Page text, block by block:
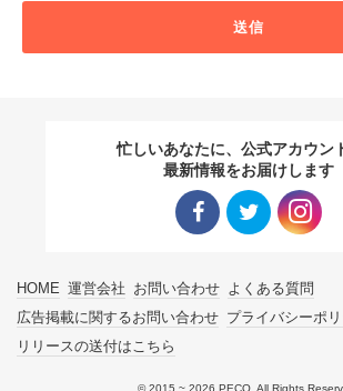
送信
忙しいあなたに、公式アカウン
最新情報をお届けします
HOME 運営会社 お問い合わせ よくある質問
広告掲載に関するお問い合わせ プライバシーポ
リリースの送付はこちら
© 2015 ~ 2026 PECO. All Rights